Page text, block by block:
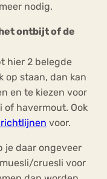
nodig.
ontbijt of de
hier 2 belegde
op staan, dan kan
en te kiezen voor
havermout. Ook
voor.
je daar ongeveer
cruesli voor